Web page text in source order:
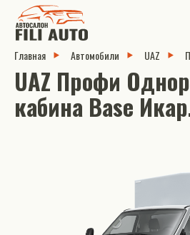
Главная Автомобили UAZ
UAZ Профи
кабина Base